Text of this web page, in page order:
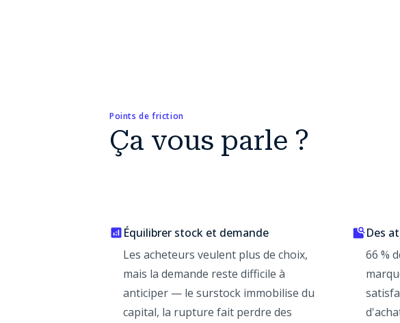
Points de friction
Ça vous parle ?
Équilibrer stock et demande
Les acheteurs veulent plus de choix,
mais la demande reste difficile à
anticiper — le surstock immobilise du
capital, la rupture fait perdre des
Des
66 %